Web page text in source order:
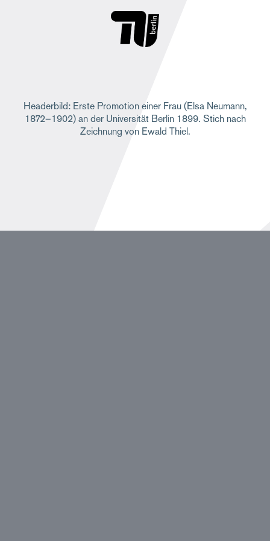
Headerbild: Erste Promotion einer Frau (Elsa Neumann,
1872–1902) an der Universität Berlin 1899. Stich nach
Zeichnung von Ewald Thiel.